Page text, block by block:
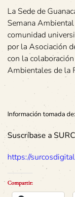
La Sede de
Semana
comunidad
por la Asociación
con la
Ambientales de la
Información tomada de:
Suscríbase a
https://
Compartir: